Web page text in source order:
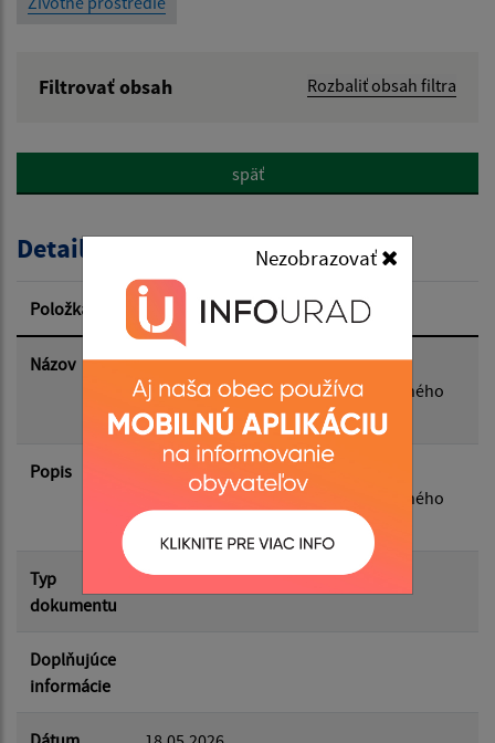
Nezobrazovať
Filtrovať obsah Rozbaliť obsah filtra
Popis:
Dátum zverejnenia od:
Dátum zverejnenia do:
späť
Detail úradného dokumentu
Položka Informácia
Názov
Zápisnica zo zasadnutia Obecného
zastupiteľstva Obce Pinkovce, konaného
dňa 27.4.2026 o 16:00
Popis
Zápisnica zo zasadnutia Obecného
zastupiteľstva Obce Pinkovce, konaného
Typ
dokumentu
Zasadnutia OZ
Doplňujúce
informácie